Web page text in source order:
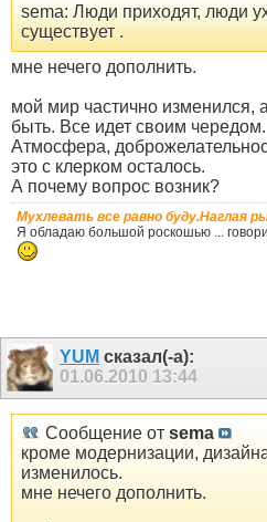
sema: Люди приходят, люди
существует .
мне нечего дополнить.
мой мир частично изменился,
быть. Все идет своим чередом.
Атмосфера,
это с клерком осталось.
А почему вопрос возник?
Мухлевать все равно буду.Наглая
Я обладаю большой роскошью ...
YUM сказал(-а):
01.06.2010 13:44
Сообщение от sema
кроме модернизации,
изменилось.
мне нечего дополнить.